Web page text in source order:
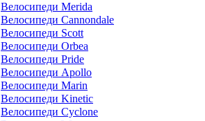
Велосипеди Merida
Велосипеди Cannondale
Велосипеди Scott
Велосипеди Orbea
Велосипеди Pride
Велосипеди Apollo
Велосипеди Marin
Велосипеди Kinetic
Велосипеди Cyclone